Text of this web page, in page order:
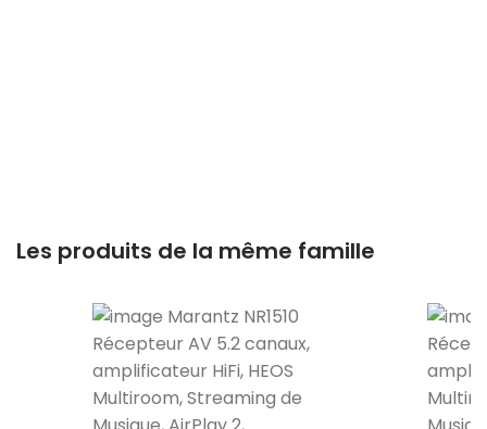
Les produits de la même famille